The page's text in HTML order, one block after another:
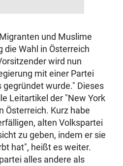
und Muslime
Wahl in Österreich
wird nun
mit einer Partei
gegründet wurde." Dieses
Leitartikel der "New York
Österreich. Kurz habe
alten Volkspartei
zu geben, indem er sie
hat", heißt es weiter.
alles andere als